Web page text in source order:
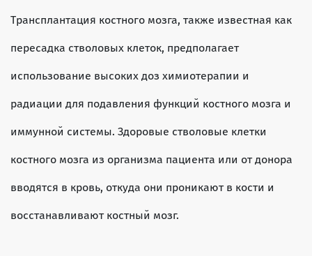
Трансплантация костного мозга, также известная как
пересадка стволовых клеток, предполагает
использование высоких доз химиотерапии и
радиации для подавления функций костного мозга и
иммунной системы. Здоровые стволовые клетки
костного мозга из организма пациента или от донора
вводятся в кровь, откуда они проникают в кости и
восстанавливают костный мозг.